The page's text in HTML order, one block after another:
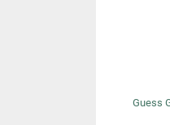
Guess